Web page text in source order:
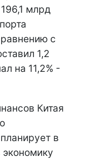
млрд
с
1,2
на 11,2% -
Китая
в
экономику